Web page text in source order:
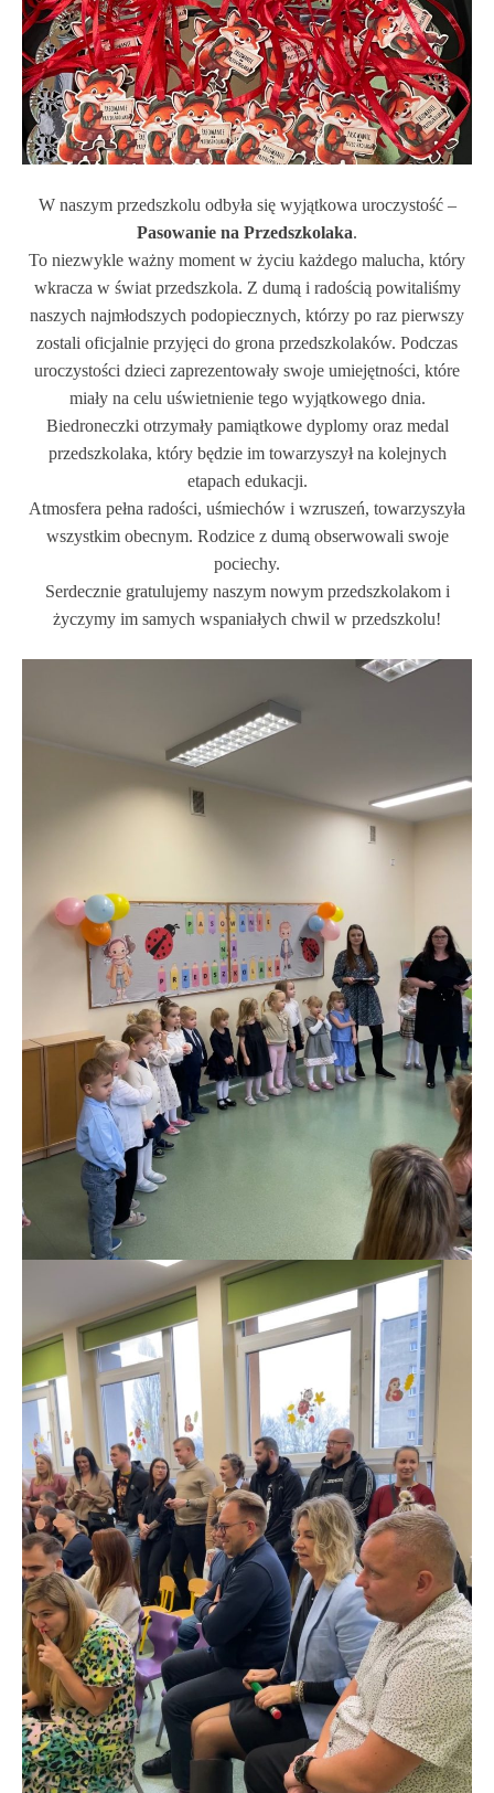
W naszym przedszkolu odbyła się wyjątkowa uroczystość –
Pasowanie na Przedszkolaka.
To niezwykle ważny moment w życiu każdego malucha, który
wkracza w świat przedszkola. Z dumą i radością powitaliśmy
naszych najmłodszych podopiecznych, którzy po raz pierwszy
zostali oficjalnie przyjęci do grona przedszkolaków. Podczas
uroczystości dzieci zaprezentowały swoje umiejętności, które
miały na celu uświetnienie tego wyjątkowego dnia.
Biedroneczki otrzymały pamiątkowe dyplomy oraz medal
przedszkolaka, który będzie im towarzyszył na kolejnych
etapach edukacji.
Atmosfera pełna radości, uśmiechów i wzruszeń, towarzyszyła
wszystkim obecnym. Rodzice z dumą obserwowali swoje
pociechy.
Serdecznie gratulujemy naszym nowym przedszkolakom i
życzymy im samych wspaniałych chwil w przedszkolu!